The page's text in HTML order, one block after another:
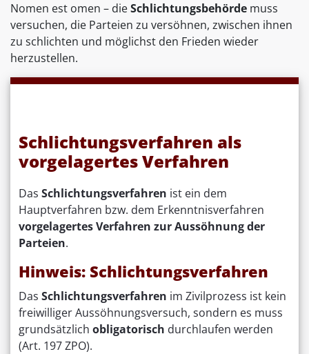
Nomen est omen – dieSchlichtungsbehörde muss
versuchen, die Parteien zu versöhnen, zwischen ihnen
zu schlichten und möglichst den Frieden wieder
herzustellen.
Schlichtungsverfahren als
vorgelagertes Verfahren
Das Schlichtungsverfahren ist ein dem
Hauptverfahren bzw. dem Erkenntnisverfahren
vorgelagertes Verfahren zur Aussöhnung der
Parteien.
Hinweis: Schlichtungsverfahren
Das Schlichtungsverfahren im Zivilprozess ist kein
freiwilliger Aussöhnungsversuch, sondern es muss
grundsätzlich obligatorisch durchlaufen werden
(Art. 197 ZPO).